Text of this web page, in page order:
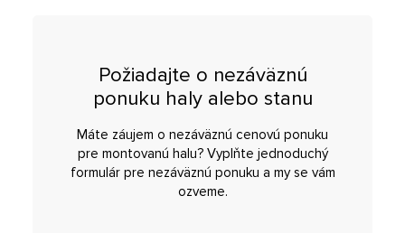
Požiadajte o nezáväznú
ponuku haly alebo stanu
Máte záujem o nezáväznú cenovú ponuku
pre montovanú halu? Vyplňte jednoduchý
formulár pre nezáväznú ponuku a my se vám
ozveme.